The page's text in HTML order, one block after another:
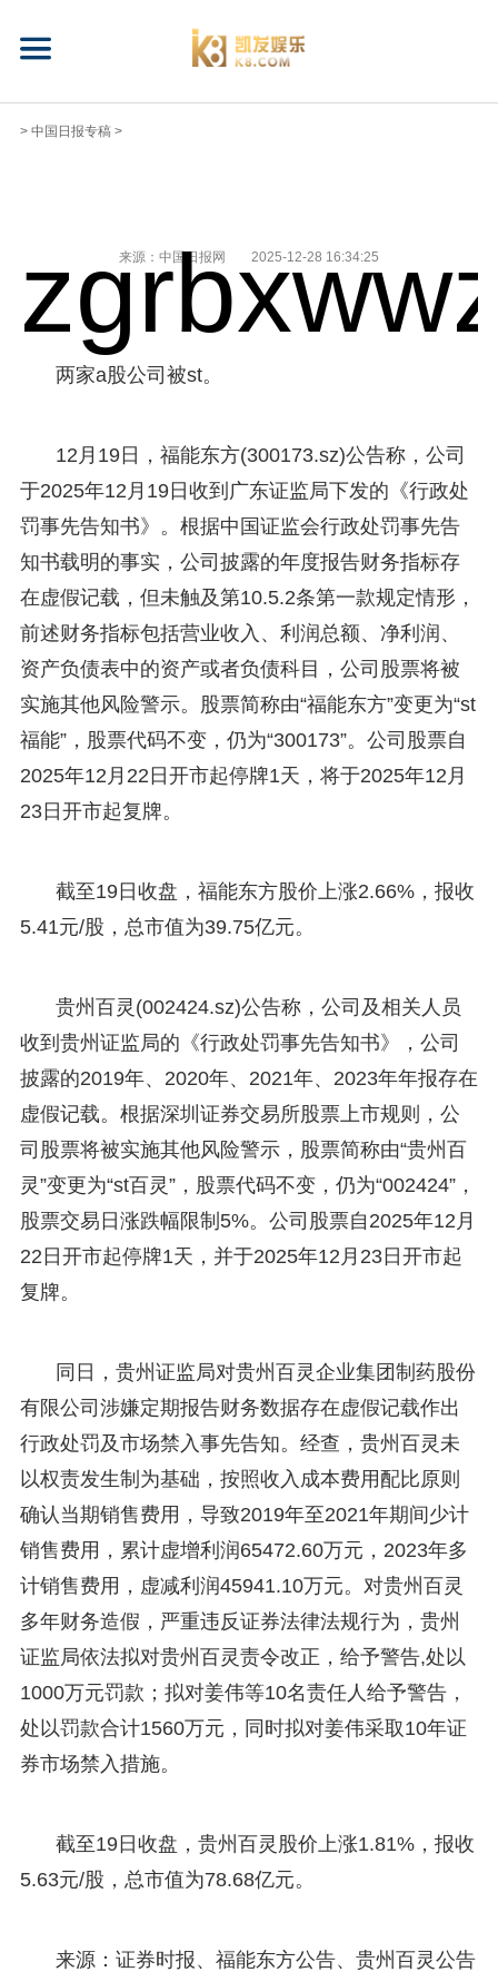
> 中国日报专稿 >
来源：中国日报网 2025-12-28 16:34:25
两家a股公司被st。
12月19日，福能东方(300173.sz)公告称，公司
于2025年12月19日收到广东证监局下发的《行政处
罚事先告知书》。根据中国证监会行政处罚事先告
知书载明的事实，公司披露的年度报告财务指标存
在虚假记载，但未触及第10.5.2条第一款规定情形，
前述财务指标包括营业收入、利润总额、净利润、
资产负债表中的资产或者负债科目，公司股票将被
实施其他风险警示。股票简称由“福能东方”变更为“st
福能”，股票代码不变，仍为“300173”。公司股票自
2025年12月22日开市起停牌1天，将于2025年12月
23日开市起复牌。
截至19日收盘，福能东方股价上涨2.66%，报收
5.41元/股，总市值为39.75亿元。
贵州百灵(002424.sz)公告称，公司及相关人员
收到贵州证监局的《行政处罚事先告知书》，公司
披露的2019年、2020年、2021年、2023年年报存在
虚假记载。根据深圳证券交易所股票上市规则，公
司股票将被实施其他风险警示，股票简称由“贵州百
灵”变更为“st百灵”，股票代码不变，仍为“002424”，
股票交易日涨跌幅限制5%。公司股票自2025年12月
22日开市起停牌1天，并于2025年12月23日开市起
复牌。
同日，贵州证监局对贵州百灵企业集团制药股份
有限公司涉嫌定期报告财务数据存在虚假记载作出
行政处罚及市场禁入事先告知。经查，贵州百灵未
以权责发生制为基础，按照收入成本费用配比原则
确认当期销售费用，导致2019年至2021年期间少计
销售费用，累计虚增利润65472.60万元，2023年多
计销售费用，虚减利润45941.10万元。对贵州百灵
多年财务造假，严重违反证券法律法规行为，贵州
证监局依法拟对贵州百灵责令改正，给予警告,处以
1000万元罚款；拟对姜伟等10名责任人给予警告，
处以罚款合计1560万元，同时拟对姜伟采取10年证
券市场禁入措施。
截至19日收盘，贵州百灵股价上涨1.81%，报收
5.63元/股，总市值为78.68亿元。
来源：证券时报、福能东方公告、贵州百灵公告